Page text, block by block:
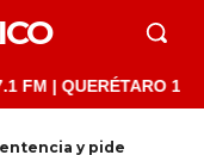
103.1
y pide